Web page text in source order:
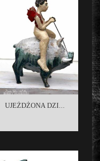
UJEŻDŻONA DZI...